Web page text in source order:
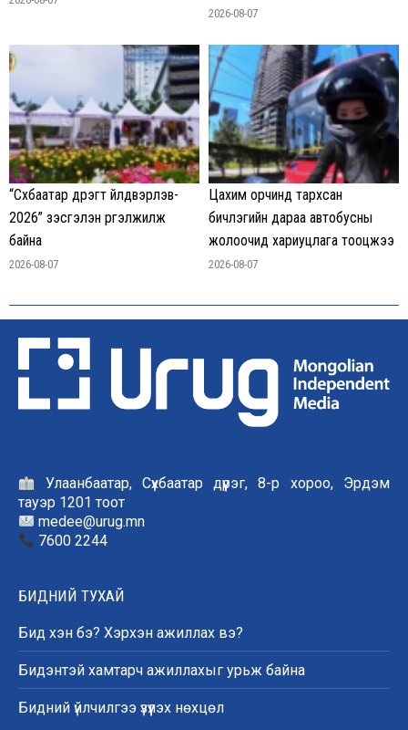
2026-08-07
“Сүхбаатар дүүрэгт үйлдвэрлэв-
2026” үзэсгэлэн үргэлжилж
байна
2026-08-07
Цахим орчинд тархсан
бичлэгийн дараа автобусны
жолоочид хариуцлага тооцжээ
2026-08-07
Улаанбаатар, Сүхбаатар дүүрэг, 8-р хороо, Эрдэм
тауэр 1201 тоот
medee@urug.mn
7600 2244
БИДНИЙ ТУХАЙ
Бид хэн бэ? Хэрхэн ажиллах вэ?
Бидэнтэй хамтарч ажиллахыг урьж байна
Бидний үйлчилгээ үзүүлэх нөхцөл